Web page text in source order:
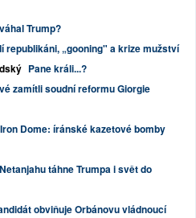
Trump?
republikáni, „gooning" a krize mužství
Pane králi...?
zamítli soudní reformu Giorgie
Dome: íránské kazetové bomby
táhne Trumpa i svět do
obviňuje Orbánovu vládnoucí